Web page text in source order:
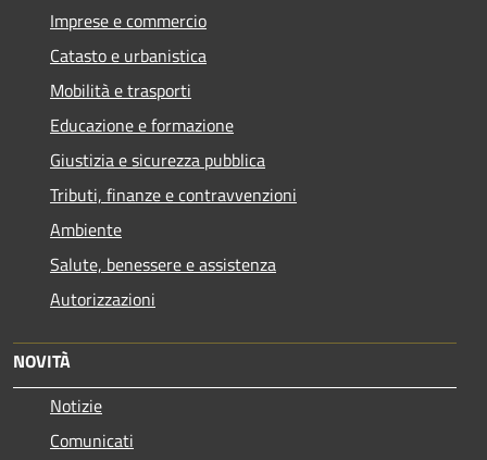
Imprese e commercio
Catasto e urbanistica
Mobilità e trasporti
Educazione e formazione
Giustizia e sicurezza pubblica
Tributi, finanze e contravvenzioni
Ambiente
Salute, benessere e assistenza
Autorizzazioni
NOVITÀ
Notizie
Comunicati